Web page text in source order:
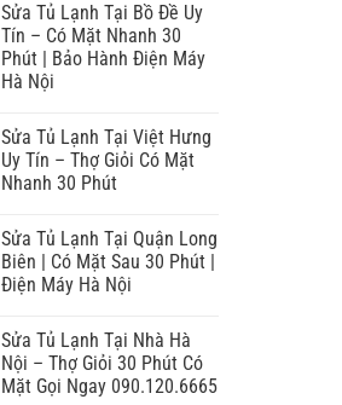
Sửa Tủ Lạnh Tại Bồ Đề Uy
Tín – Có Mặt Nhanh 30
Phút | Bảo Hành Điện Máy
Hà Nội
Sửa Tủ Lạnh Tại Việt Hưng
Uy Tín – Thợ Giỏi Có Mặt
Nhanh 30 Phút
Sửa Tủ Lạnh Tại Quận Long
Biên | Có Mặt Sau 30 Phút |
Điện Máy Hà Nội
Sửa Tủ Lạnh Tại Nhà Hà
Nội – Thợ Giỏi 30 Phút Có
Mặt Gọi Ngay 090.120.6665